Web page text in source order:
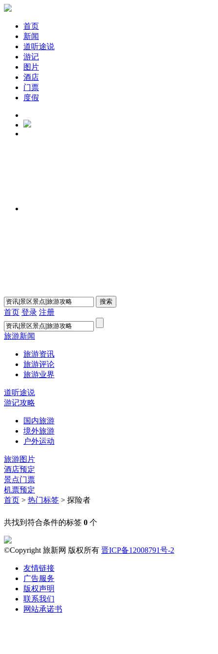
首页
新闻
道听途说
游记
图片
酒店
门票
度假
首页 登录 注册
旅游新闻
旅游资讯
旅游评论
旅游业界
道听途说
游记攻略
国内旅游
境外旅游
户外运动
旅游图片
酒店预定
景点门票
机票预定
首页 > 热门标签 > 探险者
共找到符合条件的标签 0 个
©Copyright 旅新网 版权所有 晋ICP备12008791号-2
友情链接
广告服务
版权声明
联系我们
网站承诺书